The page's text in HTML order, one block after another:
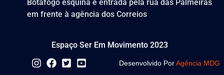
Botafogo esquina e entrada pela rua das Palmeiras
em frente à agência dos Correios
Espaço Ser Em Movimento 2023
Desenvolvido PorAgência MDG